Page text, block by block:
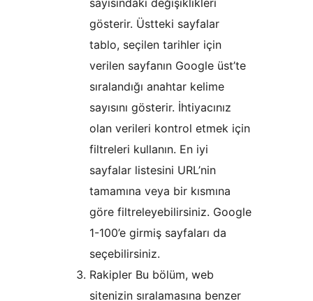
gösterir. Üstteki sayfalar
tablo, seçilen tarihler için
verilen sayfanın Google üst’te
sıralandığı anahtar kelime
sayısını gösterir. İhtiyacınız
olan verileri kontrol etmek için
filtreleri kullanın. En iyi
sayfalar listesini URL’nin
tamamına veya bir kısmına
göre filtreleyebilirsiniz. Google
1-100’e girmiş sayfaları da
seçebilirsiniz.
Rakipler Bu bölüm, web
sitenizin sıralamasına benzer